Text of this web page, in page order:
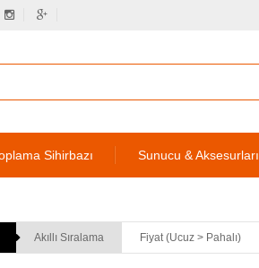
Sihirbazı Sunucu & Aksesurları
Akıllı Sıralama Fiyat (Ucuz > Pahalı)